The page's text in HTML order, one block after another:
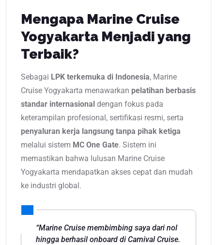
Mengapa Marine Cruise
Yogyakarta Menjadi yang
Terbaik?
Sebagai LPK terkemuka di Indonesia, Marine
Cruise Yogyakarta menawarkan pelatihan berbasis
standar internasional dengan fokus pada
keterampilan profesional, sertifikasi resmi, serta
penyaluran kerja langsung tanpa pihak ketiga
melalui sistem MC One Gate. Sistem ini
memastikan bahwa lulusan Marine Cruise
Yogyakarta mendapatkan akses cepat dan mudah
ke industri global.
“Marine Cruise membimbing saya dari nol
hingga berhasil onboard di Carnival Cruise.